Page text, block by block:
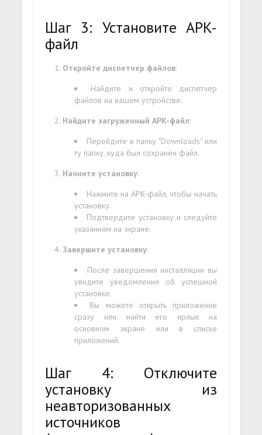
Шаг 3: Установите APK-
файл
Откройте диспетчер файлов:
Найдите и откройте диспетчер
файлов на вашем устройстве.
Найдите загруженный APK-файл:
Перейдите в папку "Downloads" или
ту папку, куда был сохранён файл.
Начните установку:
Нажмите на APK-файл, чтобы начать
установку.
Подтвердите установку и следуйте
указаниям на экране.
Завершите установку:
После завершения инсталляции вы
увидите уведомление об успешной
установке.
Вы можете открыть приложение
сразу или найти его ярлык на
основном экране или в списке
приложений.
Шаг 4: Отключите
установку из
неавторизованных
источников